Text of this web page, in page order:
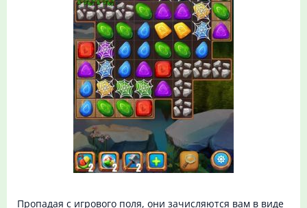
Пропадая с игрового поля, они зачисляются вам в виде